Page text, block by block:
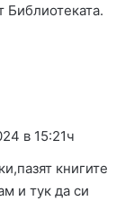
Библиотеката.
в 15:21ч
книгите
и тук да си